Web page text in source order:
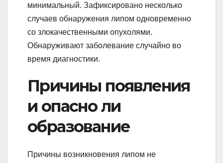
минимальный. Зафиксировано несколько
случаев обнаружения липом одновременно
со злокачественными опухолями.
Обнаруживают заболевание случайно во
время диагностики.
Причины появления
и опасно ли
образование
Причины возникновения липом не